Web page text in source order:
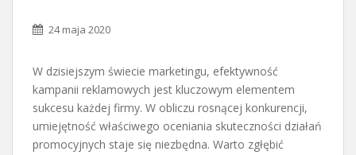
24 maja 2020
W dzisiejszym świecie marketingu, efektywność
kampanii reklamowych jest kluczowym elementem
sukcesu każdej firmy. W obliczu rosnącej konkurencji,
umiejętność właściwego oceniania skuteczności działań
promocyjnych staje się niezbędna. Warto zgłębić